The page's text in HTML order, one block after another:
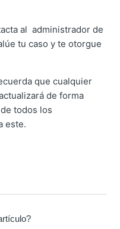
al administrador de
tu caso y te otorgue
que cualquier
de forma
todos los
este.